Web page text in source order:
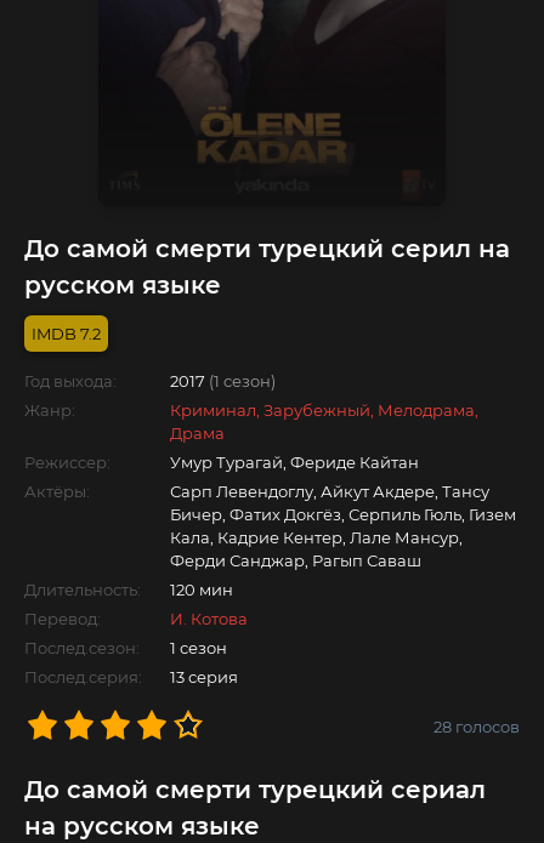
До самой смерти турецкий серил на
русском языке
7.2
Год выхода: 2017 (1 сезон)
Жанр:
Криминал, Зарубежный, Мелодрама,
Драма
Режиссер:
Умур Турагай, Фериде Кайтан
Актёры:
Сарп Левендоглу, Айкут Акдере, Тансу
Бичер, Фатих Докгёз, Серпиль Гюль, Гизем
Кала, Кадрие Кентер, Лале Мансур,
Ферди Санджар, Рагып Саваш
Длительность:
120 мин
Перевод:
И. Котова
Послед.сезон:
1 сезон
Послед.серия:
13 серия
28 голосов
До самой смерти турецкий сериал
на русском языке